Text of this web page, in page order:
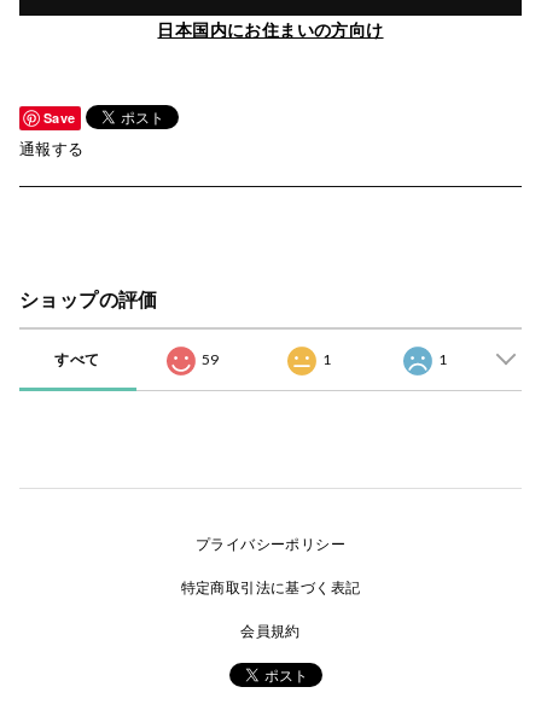
日本国内にお住まいの方向け
Save
通報する
ショップの評価
すべて 59 1 1
プライバシーポリシー
特定商取引法に基づく表記
会員規約